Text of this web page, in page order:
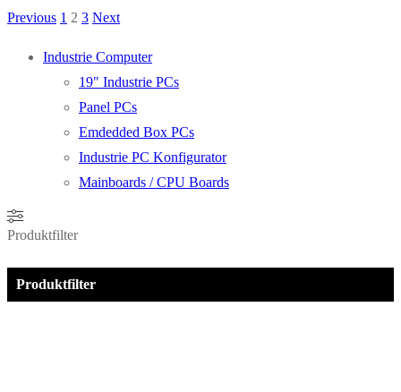
Seitennummerierung
der
Beiträge
Previous 1 2 3 Next
Industrie Computer
19" Industrie PCs
Panel PCs
Emdedded Box PCs
Industrie PC Konfigurator
Mainboards / CPU Boards
Produktfilter
Produktfilter